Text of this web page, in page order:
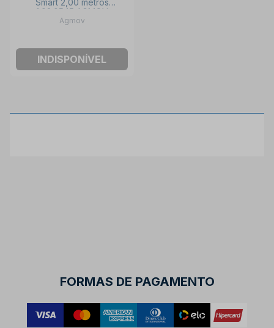
1.02.0545 AGMOV
Agmov
INDISPONÍVEL
FORMAS DE PAGAMENTO